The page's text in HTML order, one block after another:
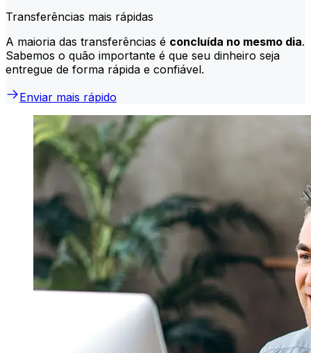
Transferências mais rápidas
A maioria das transferências é concluída no mesmo dia.
Sabemos o quão importante é que seu dinheiro seja
entregue de forma rápida e confiável.
Enviar mais rápido